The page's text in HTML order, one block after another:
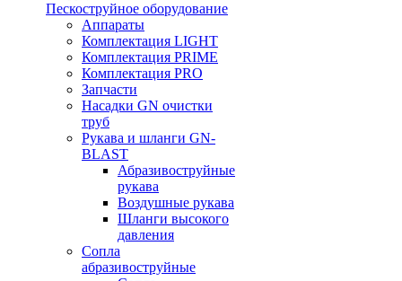
Пескоструйное оборудование
Аппараты
Комплектация LIGHT
Комплектация PRIME
Комплектация PRO
Запчасти
Насадки GN очистки
труб
Рукава и шланги GN-
BLAST
Абразивоструйные
рукава
Воздушные рукава
Шланги высокого
давления
Сопла
абразивоструйные